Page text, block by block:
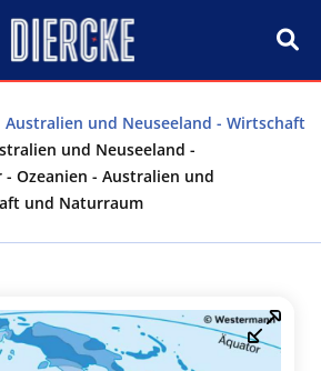
Australien und Neuseeland - Wirtschaft
und Neuseeland -
- Ozeanien - Australien und
und Naturraum